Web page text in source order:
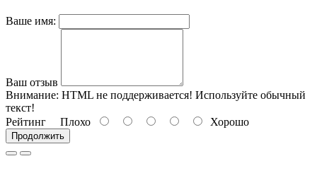
Ваше имя:
Ваш отзыв
Внимание: HTML не поддерживается! Используйте обычный
текст!
Рейтинг Плохо Хорошо
Продолжить